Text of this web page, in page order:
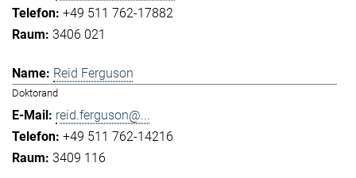
+49 511 762-17882
3406 021
Reid Ferguson
Doktorand
reid.ferguson@...
+49 511 762-14216
3409 116